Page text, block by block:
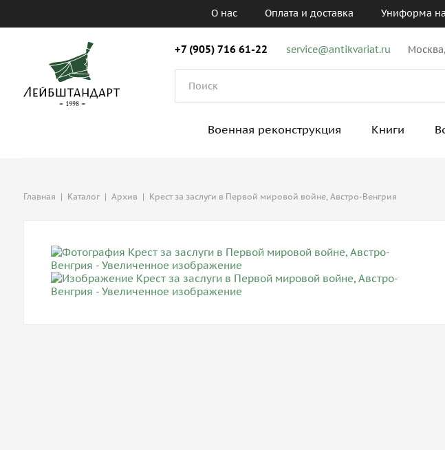
О нас Оплата и доставка Униформа
+7 (905) 716 61-22 service@antikvariat.ru
Военная реконструкция Книги
Главная | Каталог | Архив | Крест за заслуги в Первой мировой войне, Австро-Венгрия